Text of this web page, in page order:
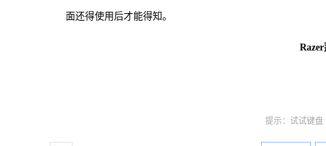
面还得使用后才能得知。
提示：试试键